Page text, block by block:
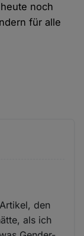
noch
für alle
den
als ich